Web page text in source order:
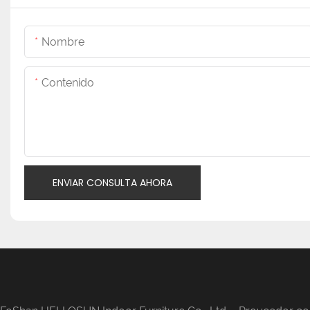
Nombre
Contenido
ENVIAR CONSULTA AHORA